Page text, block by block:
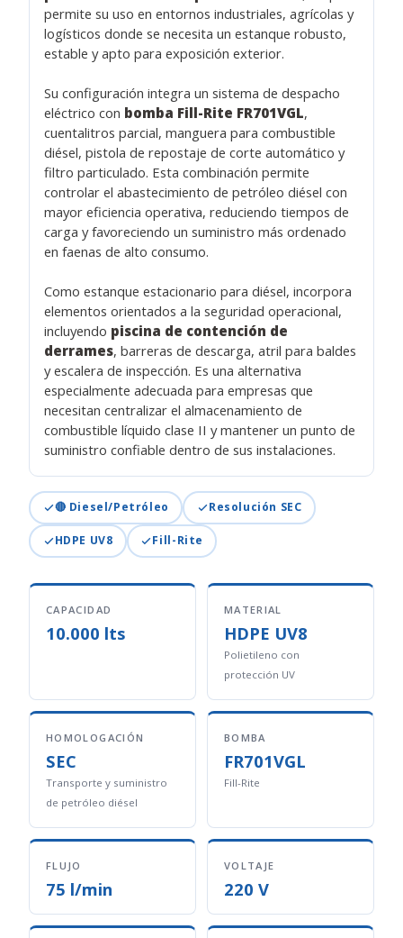
permite su uso en entornos industriales, agrícolas y
logísticos donde se necesita un estanque robusto,
estable y apto para exposición exterior.
Su configuración integra un sistema de despacho
eléctrico con bomba Fill-Rite FR701VGL,
cuentalitros parcial, manguera para combustible
diésel, pistola de repostaje de corte automático y
filtro particulado. Esta combinación permite
controlar el abastecimiento de petróleo diésel con
mayor eficiencia operativa, reduciendo tiempos de
carga y favoreciendo un suministro más ordenado
en faenas de alto consumo.
Como estanque estacionario para diésel, incorpora
elementos orientados a la seguridad operacional,
incluyendo piscina de contención de
derrames, barreras de descarga, atril para baldes
y escalera de inspección. Es una alternativa
especialmente adecuada para empresas que
necesitan centralizar el almacenamiento de
combustible líquido clase II y mantener un punto de
suministro confiable dentro de sus instalaciones.
🔴 Diesel/Petróleo Resolución SEC
HDPE UV8 Fill-Rite
CAPACIDAD
10.000 lts
MATERIAL
HDPE UV8
Polietileno con
protección UV
HOMOLOGACIÓN
SEC
Transporte y suministro
de petróleo diésel
BOMBA
FR701VGL
Fill-Rite
FLUJO
75 l/min
VOLTAJE
220 V